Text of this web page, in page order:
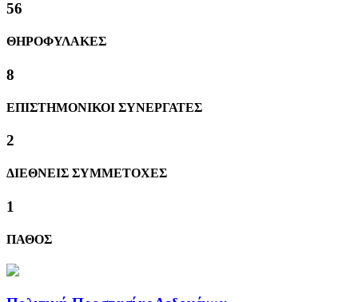
61
ΘΗΡΟΦΥΛΑΚΕΣ
8
ΕΠΙΣΤΗΜΟΝΙΚΟΙ ΣΥΝΕΡΓΑΤΕΣ
2
ΔΙΕΘΝΕΙΣ ΣΥΜΜΕΤΟΧΕΣ
1
ΠΑΘΟΣ